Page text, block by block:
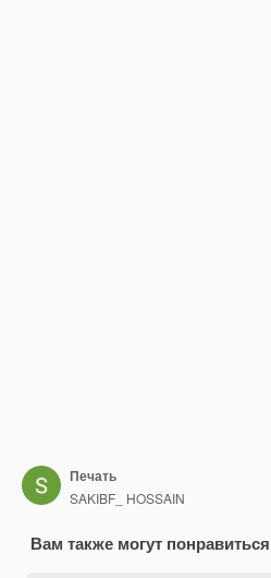
Печать
SAKIBF_ HOSSAIN
Вам также могут